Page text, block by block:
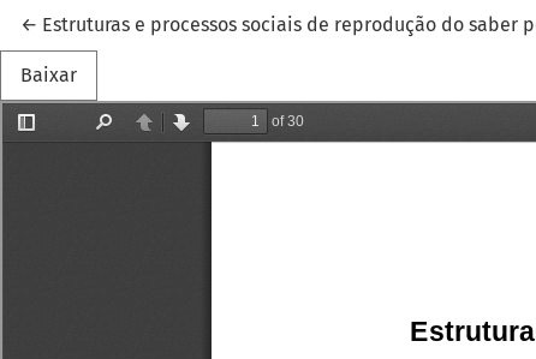
← Voltar aos Detalhes do Artigo
Estruturas e processos sociais de reprodução do
Baixar